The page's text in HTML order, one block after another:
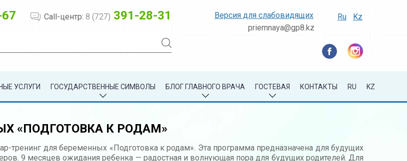
Call-центр: 8 (727) 391-28-31
Версия для слабовидящих
priemnaya@gp8.kz
Ru Kz
УСЛУГИ ГОСУДАРСТВЕННЫЕ СИМВОЛЫ БЛОГ ГЛАВНОГО ВРАЧА ГОСТЕВАЯ КОНТАКТЫ RU KZ
«ПОДГОТОВКА К РОДАМ»
тренинг для беременных «Подготовка к родам». Эта программа предназначена для будущих
9 месяцев ожидания ребенка — радостная и волнующая пора для будущих родителей. Для